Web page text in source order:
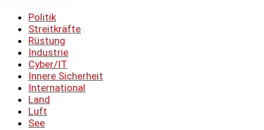
Politik
Streitkräfte
Rüstung
Industrie
Cyber/IT
Innere Sicherheit
International
Land
Luft
See